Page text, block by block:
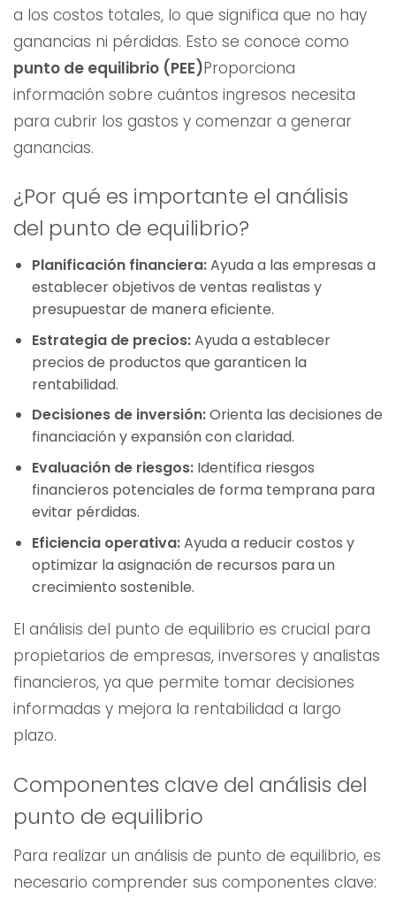
a los costos totales, lo que significa que no hay
ganancias ni pérdidas. Esto se conoce como
punto de equilibrio (PEE)Proporciona
información sobre cuántos ingresos necesita
para cubrir los gastos y comenzar a generar
ganancias.
¿Por qué es importante el análisis
del punto de equilibrio?
Planificación financiera:Ayuda a las empresas a
establecer objetivos de ventas realistas y
presupuestar de manera eficiente.
Estrategia de precios:Ayuda a establecer
precios de productos que garanticen la
rentabilidad.
Decisiones de inversión:Orienta las decisiones de
financiación y expansión con claridad.
Evaluación de riesgos:Identifica riesgos
financieros potenciales de forma temprana para
evitar pérdidas.
Eficiencia operativa:Ayuda a reducir costos y
optimizar la asignación de recursos para un
crecimiento sostenible.
El análisis del punto de equilibrio es crucial para
propietarios de empresas, inversores y analistas
financieros, ya que permite tomar decisiones
informadas y mejora la rentabilidad a largo
plazo.
Componentes clave del análisis del
punto de equilibrio
Para realizar un análisis de punto de equilibrio, es
necesario comprender sus componentes clave: